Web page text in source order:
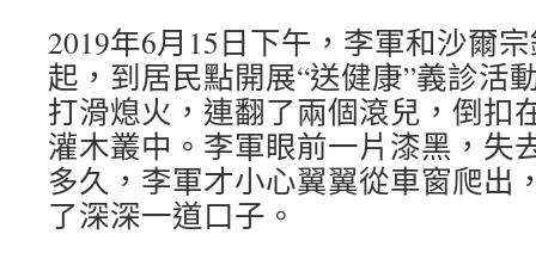
2019年6月15日下午，李軍和沙爾
起，到居民點開展“送健康”義診活
打滑熄火，連翻了兩個滾兒，倒扣
灌木叢中。李軍眼前一片漆黑，失
多久，李軍才小心翼翼從車窗爬出
了深深一道口子。